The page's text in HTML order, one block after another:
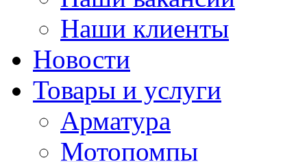
Наши клиенты
Новости
Товары и услуги
Арматура
Мотопомпы